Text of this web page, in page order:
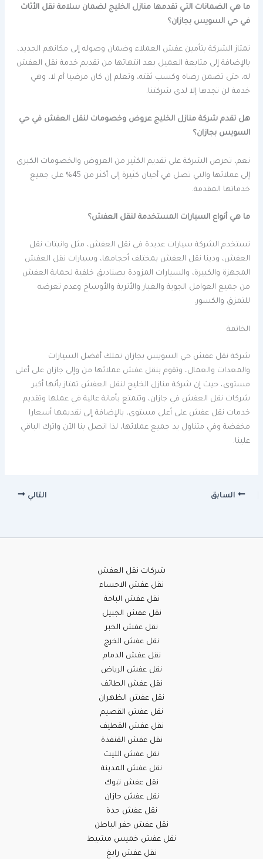
ما هي الضمانات التي تقدمها منازل الخليج لضمان سلامة نقل الأثاث
في حي السويس بجازان؟
تمتاز الشركة بتأمين عفش العملاء وضمان وصوله إلى مكانهم الجديد،
بالإضافة إلى متابعة العميل بعد انتهائها من تقديم خدمة نقل العفش
له، حتى تضمن رضاه وكسب ثقته، وتعلم إن كان مرضيا أم لا، وهي
خدمة لن تجدها إلا لدى شركتنا.
هل تقدم شركة منازل الخليج عروض وخصومات لنقل العفش في حي
السويس بجازان؟
نعم، تحرص الشركة على تقديم الكثير من العروض والخصومات الكبرى
إلى عملائها والتي تصل في أحيان كثيرة إلى أكثر من 45% على جميع
خدماتها المقدمة.
ما هي أنواع السيارات المستخدمة لنقل العفش؟
تستخدم الشركة سيارات عديدة في نقل العفش، مثل وانيتات نقل
العفش، ودينا نقل العفش بمختلف أحجامها، وسيارات نقل العفش
المجهزة والكبيرة، والسيارات المزودة بصناديق خلفية لحماية العفش
من جميع العوامل الجوية والغبار والأتربة والأوساخ وعدم تعرضه
للتمزق والكسور.
الخاتمة
شركة نقل عفش حي السويس بجازان تملك أفضل السيارات
والمعدات والعمال، وتقوم بنقل عفش عملائها من وإلى جازان على أعلى
مستوى، حيث إن شركة منازل الخليج لنقل العفش تمتاز بأنها أكبر
شركات نقل العفش في جازان، وتتمتع بأمانة عالية في عملها وتقديم
خدمات نقل عفش على أعلى مستوى، بالإضافة إلى تقديمها أسعارا
مخفضة وفي متناول يد جميع عملائها، لذا اتصل بنا الآن واترك الباقي
علينا.
السابق التالي
شركات نقل العفش
نقل عفش الاحساء
نقل عفش الباحة
نقل عفش الجبيل
نقل عفش الخبر
نقل عفش الخرج
نقل عفش الدمام
نقل عفش الرياض
نقل عفش الطائف
نقل عفش الظهران
نقل عفش القصيم
نقل عفش القطيف
نقل عفش القنفذة
نقل عفش الليث
نقل عفش المدينة
نقل عفش تبوك
نقل عفش جازان
نقل عفش جدة
نقل عفش حفر الباطن
نقل عفش خميس مشيط
نقل عفش رابغ